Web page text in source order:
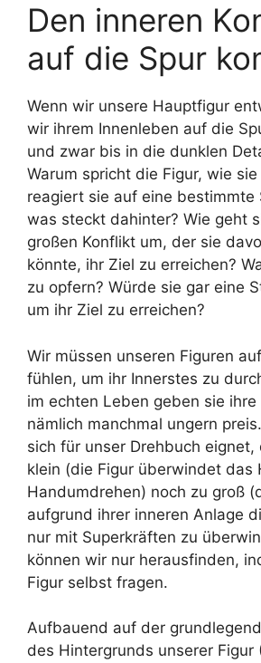
Den inneren
auf die Spur
Wenn wir unsere Hauptfigur
wir ihrem Innenleben auf die
und zwar bis in die dunklen
Warum spricht die Figur, wie
reagiert sie auf eine bestimmte
was steckt dahinter? Wie geht
großen Konflikt um, der sie
könnte, ihr Ziel zu erreichen?
zu opfern? Würde sie gar eine
um ihr Ziel zu erreichen?
Wir müssen unseren Figuren
fühlen, um ihr Innerstes zu
im echten Leben geben sie ihre
nämlich manchmal ungern
sich für unser Drehbuch eignet,
klein (die Figur überwindet das
Handumdrehen) noch zu groß
aufgrund ihrer inneren Anlage
nur mit Superkräften zu
können wir nur herausfinden,
Figur selbst fragen.
Aufbauend auf der
des Hintergrunds unserer Figur